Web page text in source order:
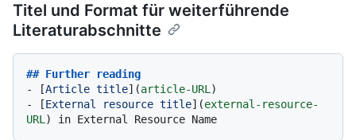
Titel und Format für weiterführende
Literaturabschnitte
## Further reading
-
[Article title](article-URL
-
[External resource title](external-resource-
URL